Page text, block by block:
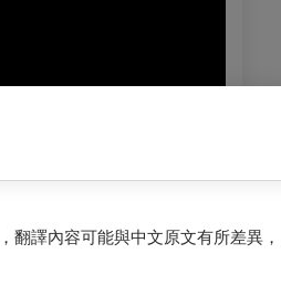
翻譯內容可能與中文原文有所差異，